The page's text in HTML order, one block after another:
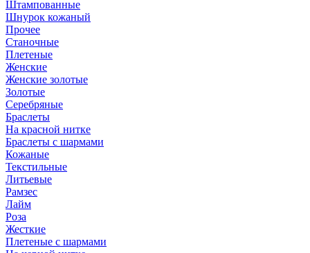
Штампованные
Шнурок кожаный
Прочее
Станочные
Плетеные
Женские
Женские золотые
Золотые
Серебряные
Браслеты
На красной нитке
Браслеты с шармами
Кожаные
Текстильные
Литьевые
Рамзес
Лайм
Роза
Жесткие
Плетеные с шармами